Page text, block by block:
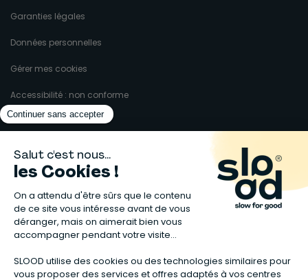
Garanties légales
Données personnelles
Gérer mes cookies
Accessibilité : non conforme